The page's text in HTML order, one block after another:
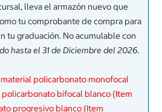
lleva el armazón nuevo que
tu comprobante de compra para
tu graduación. No acumulable con
hasta el 31 de Diciembre del 2026.
policarbonato monofocal
bifocal blanco (Item
progresivo blanco (Item